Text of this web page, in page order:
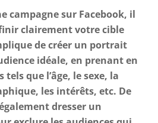
campagne sur Facebook, il
clairement votre cible
de créer un portrait
idéale, en prenant en
que l’âge, le sexe, la
les intérêts, etc. De
dresser un